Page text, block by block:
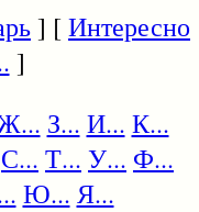
] [Интересно
]
З... И... К...
С... Т... У... Ф...
Ю... Я...